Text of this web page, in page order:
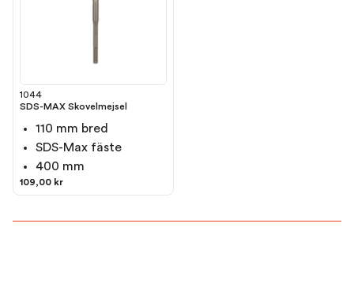
1044
SDS-MAX Skovelmejsel
110 mm bred
SDS-Max fäste
400 mm
109,00 kr